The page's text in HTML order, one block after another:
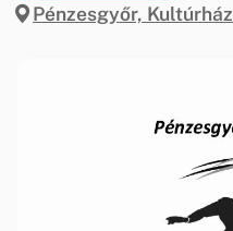
Pénzesgyőr, Kultúrház